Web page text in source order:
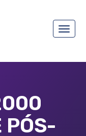
Toggle
PÓS-